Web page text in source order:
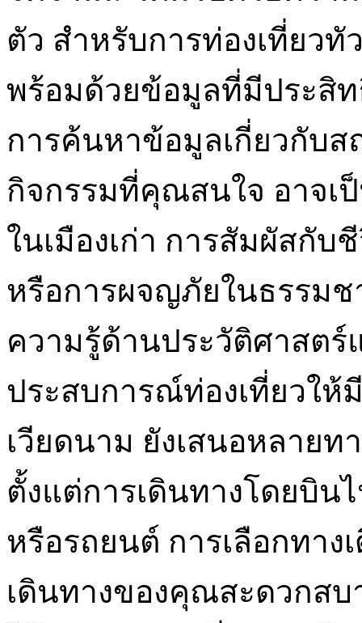
ตัว สำหรับการท่องเที่ยวทั
พร้อมด้วยข้อมูลที่มีประสิ
การค้นหาข้อมูลเกี่ยวกับ
กิจกรรมที่คุณสนใจ อาจเ
ในเมืองเก่า การสัมผัสกั
หรือการผจญภัยในธรรมช
ความรู้ด้านประวัติศาสตร์
ประสบการณ์ท่องเที่ยวใ
เวียดนาม ยังเสนอหลายท
ตั้งแต่การเดินทางโดยบิน
หรือรถยนต์ การเลือกทาง
เดินทางของคุณสะดวกส